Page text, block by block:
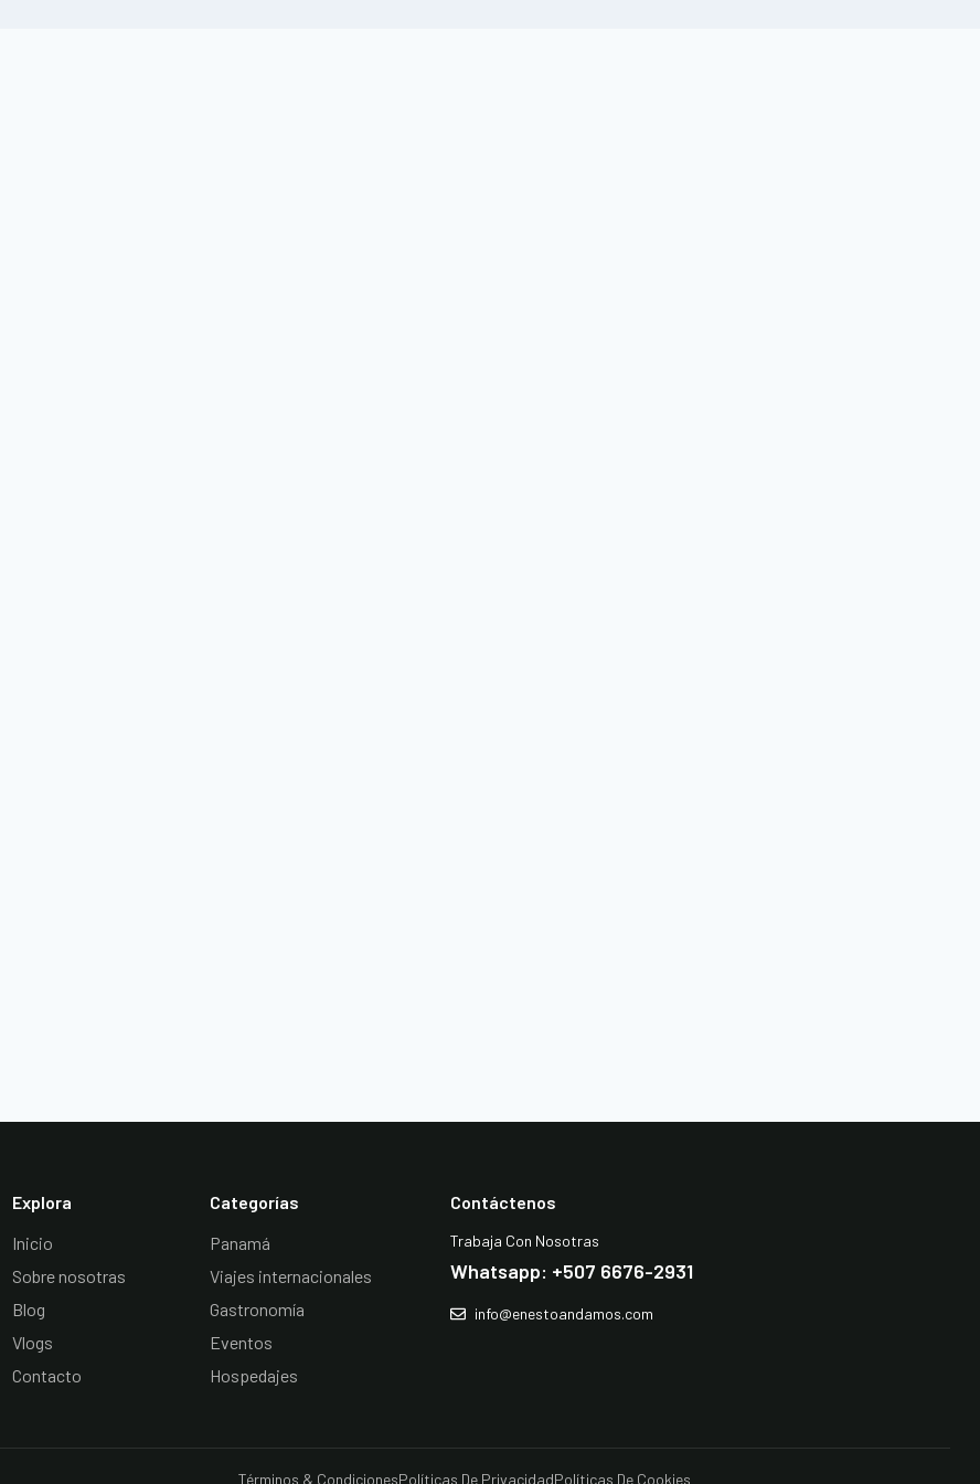
Explora
Inicio
Sobre nosotras
Blog
Vlogs
Contacto
Categorías
Panamá
Viajes internacionales
Gastronomía
Eventos
Hospedajes
Contáctenos
Trabaja Con Nosotras
Whatsapp: +507 6676-2931
info@enestoandamos.com
Términos & CondicionesPolíticas De PrivacidadPolíticas De Cookies